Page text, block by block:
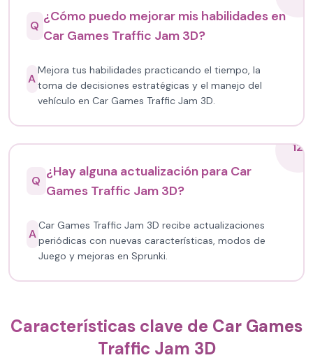
Q
¿Cómo puedo mejorar mis habilidades en
Car Games Traffic Jam 3D?
A
Mejora tus habilidades practicando el tiempo, la
toma de decisiones estratégicas y el manejo del
vehículo en Car Games Traffic Jam 3D.
12
Q
¿Hay alguna actualización para Car
Games Traffic Jam 3D?
A
Car Games Traffic Jam 3D recibe actualizaciones
periódicas con nuevas características, modos de
Juego y mejoras en Sprunki.
Características clave de Car Games
Traffic Jam 3D